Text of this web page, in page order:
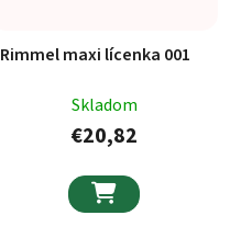
Rimmel maxi lícenka 001
Skladom
€20,82
